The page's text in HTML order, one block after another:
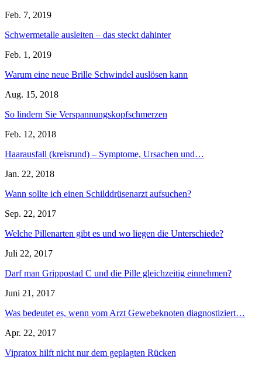
Feb. 7, 2019
Schwermetalle ausleiten – das steckt dahinter
Feb. 1, 2019
Warum eine neue Brille Schwindel auslösen kann
Aug. 15, 2018
So lindern Sie Verspannungskopfschmerzen
Feb. 12, 2018
Haarausfall (kreisrund) – Symptome, Ursachen und…
Jan. 22, 2018
Wann sollte ich einen Schilddrüsenarzt aufsuchen?
Sep. 22, 2017
Welche Pillenarten gibt es und wo liegen die Unterschiede?
Juli 22, 2017
Darf man Grippostad C und die Pille gleichzeitig einnehmen?
Juni 21, 2017
Was bedeutet es, wenn vom Arzt Gewebeknoten diagnostiziert…
Apr. 22, 2017
Vipratox hilft nicht nur dem geplagten Rücken